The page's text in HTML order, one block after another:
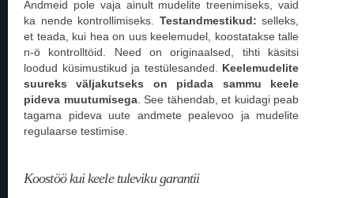
Andmeid pole vaja ainult mudelite treenimiseks, vaid
ka nende kontrollimiseks. Testandmestikud: selleks,
et teada, kui hea on uus keelemudel, koostatakse talle
n-ö kontrolltöid. Need on originaalsed, tihti käsitsi
loodud küsimustikud ja testülesanded. Keelemudelite
suureks väljakutseks on pidada sammu keele
pideva muutumisega. See tähendab, et kuidagi peab
tagama pideva uute andmete pealevoo ja mudelite
regulaarse testimise.
Koostöö kui keele tuleviku garantii